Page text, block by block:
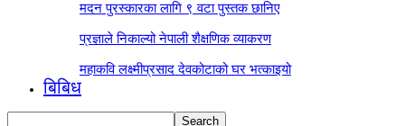
मदन पुरस्कारका लागि ९ वटा पुस्तक छानिए
प्रज्ञाले निकाल्यो नेपाली शैक्षणिक व्याकरण
महाकवि लक्ष्मीप्रसाद देवकोटाको घर भत्काइयो
बिबिध